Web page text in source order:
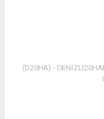
(D20HA) -